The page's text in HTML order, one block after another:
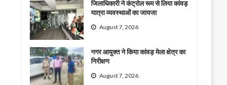
जिलाधिकारी ने कंट्रोल रूम से लिया कांवड़
यात्रा व्यवस्थाओं का जायजा
August 7, 2026
नगर आयुक्त ने किया कांवड़ मेला क्षेत्र का
निरीक्षण
August 7, 2026